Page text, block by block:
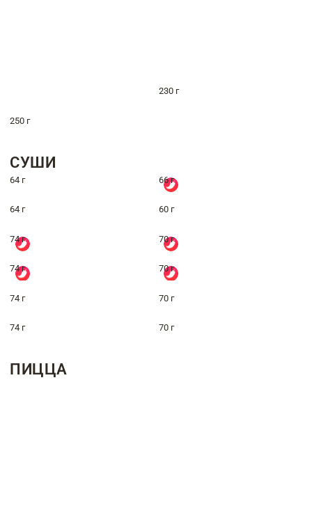
230 г
250 г
СУШИ
64 г 66 г
64 г 60 г
74 г 70 г
74 г 70 г
74 г 70 г
74 г 70 г
ПИЦЦА